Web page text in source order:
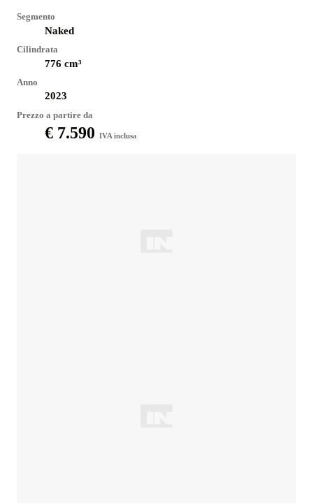
Segmento
Naked
Cilindrata
776 cm³
Anno
2023
Prezzo a partire da
€ 7.590 IVA inclusa